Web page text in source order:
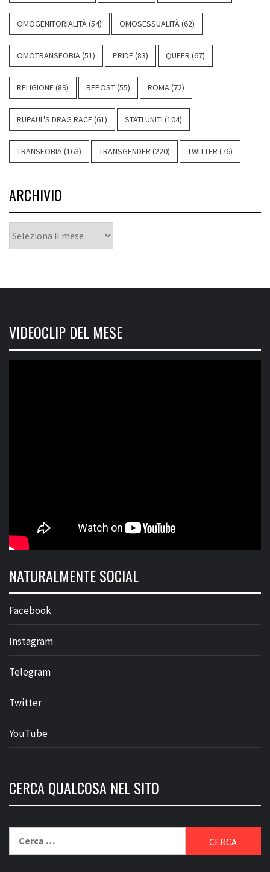
OMOGENITORIALITÀ(54) OMOSESSUALITÀ(62)
OMOTRANSFOBIA(51) PRIDE(83) QUEER (67)
RELIGIONE(89) REPOST(55) ROMA(72)
RUPAUL'S DRAG RACE(61) STATI UNITI (104)
TRANSFOBIA(163) TRANSGENDER (220) TWITTER (76)
ARCHIVIO
VIDEOCLIP DEL MESE
NATURALMENTE SOCIAL
Facebook
Instagram
Telegram
Twitter
YouTube
CERCA QUALCOSA NEL SITO
per: